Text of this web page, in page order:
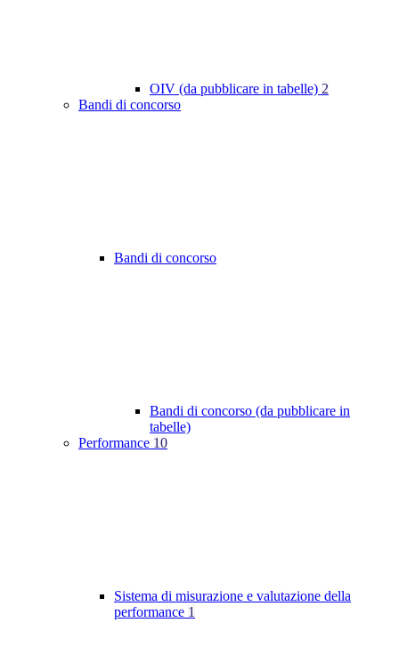
OIV (da pubblicare in tabelle) 2
Bandi di concorso
Bandi di concorso
Bandi di concorso (da pubblicare in
tabelle)
Performance 10
Sistema di misurazione e valutazione della
performance 1